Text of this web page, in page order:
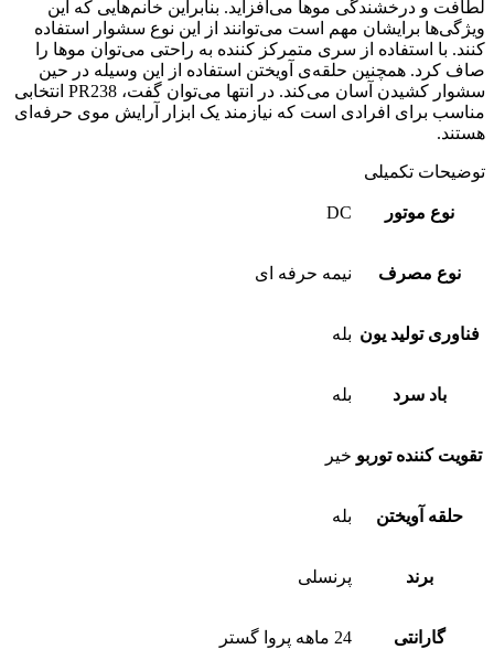
لطافت و درخشندگی موها می‌افزاید. بنابراین خانم‌هایی که این
ویژگی‌ها برایشان مهم است می‌توانند از این نوع سشوار استفاده
کنند. با استفاده از سری متمرکز کننده به راحتی می‌توان موها را
صاف کرد. همچنین حلقه‌ی آویختن استفاده از این وسیله در حین
سشوار کشیدن آسان می‌کند. در انتها می‌توان گفت، PR238 انتخابی
مناسب برای افرادی است که نیازمند یک ابزار آرایش موی حرفه‌ای
هستند.
توضیحات تکمیلی
نوع موتور DC
نوع مصرف نیمه حرفه ای
فناوری تولید یون بله
باد سرد بله
تقویت کننده توربو خیر
حلقه آویختن بله
برند پرنسلی
گارانتی 24 ماهه پروا گستر